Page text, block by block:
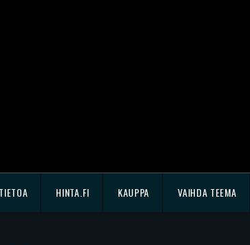
TIETOA HINTA.FI KAUPPA VAIHDA TEEMA